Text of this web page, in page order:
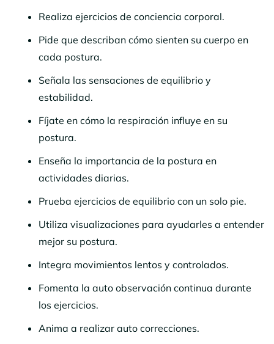
Realiza ejercicios de conciencia corporal.
Pide que describan cómo sienten su cuerpo en
cada postura.
Señala las sensaciones de equilibrio y
estabilidad.
Fíjate en cómo la respiración influye en su
postura.
Enseña la importancia de la postura en
actividades diarias.
Prueba ejercicios de equilibrio con un solo pie.
Utiliza visualizaciones para ayudarles a entender
mejor su postura.
Integra movimientos lentos y controlados.
Fomenta la auto observación continua durante
los ejercicios.
Anima a realizar auto correcciones.